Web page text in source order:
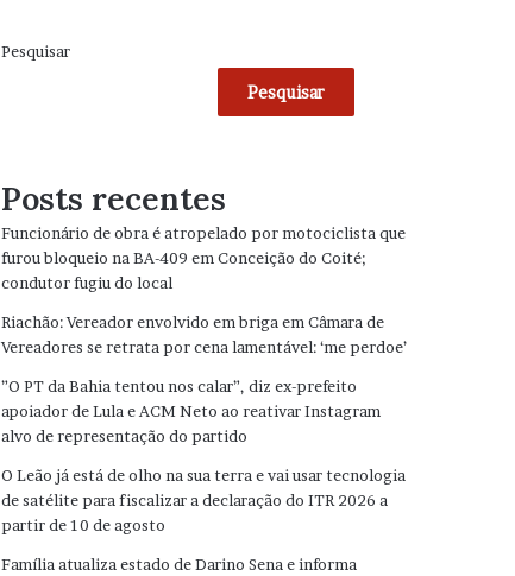
Pesquisar
Pesquisar
Posts recentes
Funcionário de obra é atropelado por motociclista que
furou bloqueio na BA-409 em Conceição do Coité;
condutor fugiu do local
Riachão: Vereador envolvido em briga em Câmara de
Vereadores se retrata por cena lamentável: ‘me perdoe’
”O PT da Bahia tentou nos calar”, diz ex-prefeito
apoiador de Lula e ACM Neto ao reativar Instagram
alvo de representação do partido
O Leão já está de olho na sua terra e vai usar tecnologia
de satélite para fiscalizar a declaração do ITR 2026 a
partir de 10 de agosto
Família atualiza estado de Darino Sena e informa